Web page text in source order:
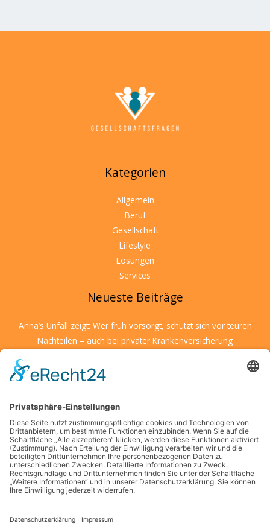
Kategorien
Allgemein
Beruf
Gesellschaft
Lifestyle
Lösungen
Services
Neueste Beiträge
Anna’s Unfall zeigt: Wer früh vorsorgt, schützt sich vor teuren
Nachteilen – auch bei privater Krankenversicherung
Entscheidungsfähigkeit unter fremden Bedingungen
– was Eltern jetzt wissen sollten
Die Suche nach finanzieller Unabhängigkeit in modernen
Großstädten
Schlagwörter